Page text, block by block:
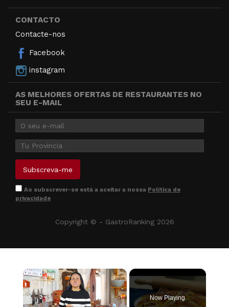
CONTACTO
Contacte-nos
Facebook
instagram
AS MELHORES OFERTAS DE RESTAURANTES NO
SEU E-MAIL
Ao subscrever-se está a aceitar a nossa Política de
privacidade
Copyright © - GastroRanking 2026
×
Now Playing